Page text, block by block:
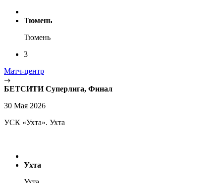
Тюмень
Тюмень
3
Матч-центр
БЕТСИТИ Суперлига, Финал
30 Мая 2026
УСК «Ухта». Ухта
Ухта